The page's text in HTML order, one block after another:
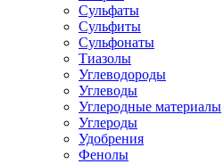
Сульфаты
Сульфиты
Сульфонаты
Тиазолы
Углеводороды
Углеводы
Углеродные материалы
Углероды
Удобрения
Фенолы